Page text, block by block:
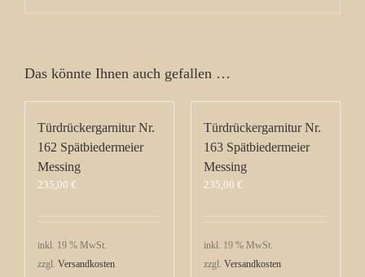
Das könnte Ihnen auch gefallen …
Türdrückergarnitur Nr.
162 Spätbiedermeier
Messing
235,00 €
inkl. 19 % MwSt.
zzgl. Versandkosten
Türdrückergarnitur Nr.
163 Spätbiedermeier
Messing
235,00 €
inkl. 19 % MwSt.
zzgl. Versandkosten